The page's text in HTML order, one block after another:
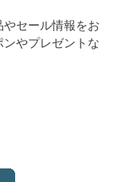
やセール情報をお
やプレゼントな